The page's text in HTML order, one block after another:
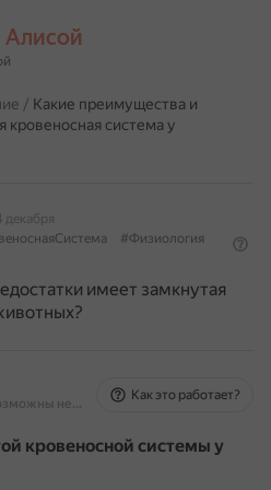
Алисой
/ Какие преимущества и
кровеносная система у
декабря
#Физиология
имеет замкнутая
На основе источников, возможны неточности
Как это работает?
кровеносной системы у